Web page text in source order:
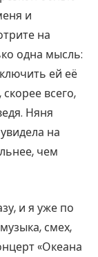
и
на
одна мысль:
ей её
всего,
Няня
на
чем
и я уже по
смех,
«Океана